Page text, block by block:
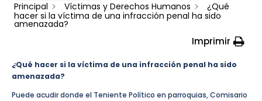
Principal
Víctimas y Derechos Humanos
¿Qué
hacer si la víctima de una infracción penal ha sido
amenazada?
Imprimir
¿Qué hacer si la víctima de una infracción penal ha sido
amenazada?
Puede acudir donde el Teniente Político en parroquias, Comisario